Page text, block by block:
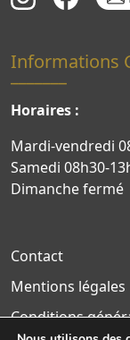
Informations
Horaires :
Mardi-vendredi
Samedi 08h30-
Dimanche fermé
Contact
Mentions légales
Conditions